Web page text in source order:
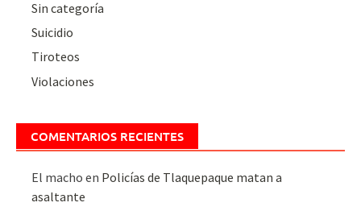
Sin categoría
Suicidio
Tiroteos
Violaciones
COMENTARIOS RECIENTES
El macho en Policías de Tlaquepaque matan a
asaltante